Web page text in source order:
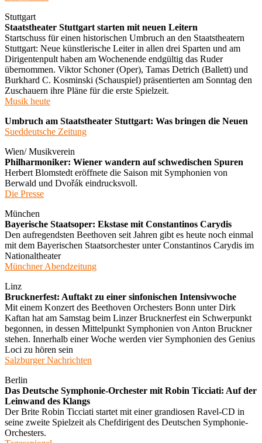
Stuttgart
Staatstheater Stuttgart starten mit neuen Leitern
Startschuss für einen historischen Umbruch an den Staatstheatern
Stuttgart: Neue künstlerische Leiter in allen drei Sparten und am
Dirigentenpult haben am Wochenende endgültig das Ruder
übernommen. Viktor Schoner (Oper), Tamas Detrich (Ballett) und
Burkhard C. Kosminski (Schauspiel) präsentierten am Sonntag den
Zuschauern ihre Pläne für die erste Spielzeit.
Musik heute
Umbruch am Staatstheater Stuttgart: Was bringen die Neuen
Sueddeutsche Zeitung
Wien/ Musikverein
Philharmoniker: Wiener wandern auf schwedischen Spuren
Herbert Blomstedt eröffnete die Saison mit Symphonien von
Berwald und Dvořák eindrucksvoll.
Die Presse
München
Bayerische Staatsoper: Ekstase mit Constantinos Carydis
Den aufregendsten Beethoven seit Jahren gibt es heute noch einmal
mit dem Bayerischen Staatsorchester unter Constantinos Carydis im
Nationaltheater
Münchner Abendzeitung
Linz
Brucknerfest: Auftakt zu einer sinfonischen Intensivwoche
Mit einem Konzert des Beethoven Orchesters Bonn unter Dirk
Kaftan hat am Samstag beim Linzer Brucknerfest ein Schwerpunkt
begonnen, in dessen Mittelpunkt Symphonien von Anton Bruckner
stehen. Innerhalb einer Woche werden vier Symphonien des Genius
Loci zu hören sein
Salzburger Nachrichten
Berlin
Das Deutsche Symphonie-Orchester mit Robin Ticciati: Auf der
Leinwand des Klangs
Der Brite Robin Ticciati startet mit einer grandiosen Ravel-CD in
seine zweite Spielzeit als Chefdirigent des Deutschen Symphonie-
Orchesters.